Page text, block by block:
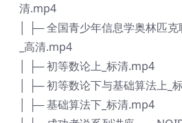
清.mp4
│ ├─ 全国青少年信息学奥林匹
_高清.mp4
│ ├─ 初等数论上_标清.mp4
│ ├─ 初等数论下与基础算法上_
│ ├─ 基础算法下_标清.mp4